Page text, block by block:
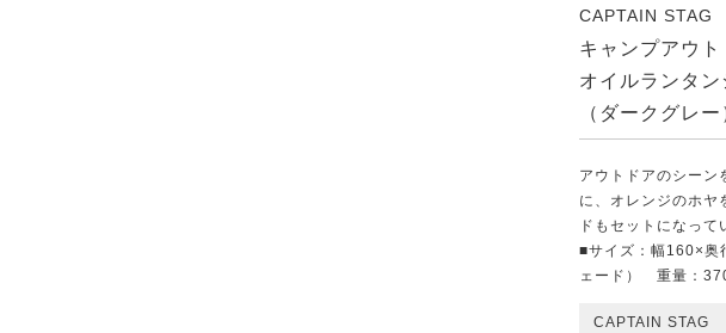
CAPTAIN STAG
キャンプアウト
オイルランタン
（ダークグレー
アウトドアのシーン
に、オレンジのホヤ
ドもセットになって
■サイズ：幅160×奥
ェード） 重量：
CAPTAIN STAG